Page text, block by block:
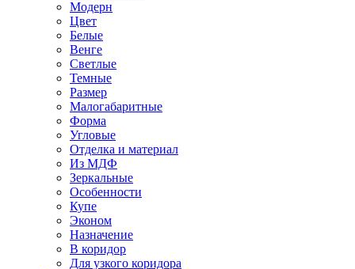
Модерн
Цвет
Белые
Венге
Светлые
Темные
Размер
Малогабаритные
Форма
Угловые
Отделка и материал
Из МДФ
Зеркальные
Особенности
Купе
Эконом
Назначение
В коридор
Для узкого коридора